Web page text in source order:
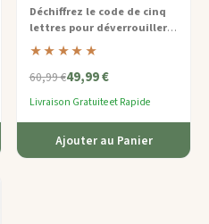
Expert
Déchiffrez le code de cinq
lettres pour déverrouiller
ce cryptex en laiton et bois
fait main— un casse-tête de
niveau expert inspiré par
★★★★★
60,99 €49,99 €
Livraison Gratuite et Rapide
Ajouter au Panier